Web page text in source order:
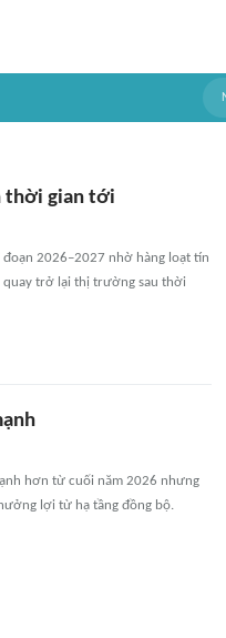
thời gian tới
2026–2027 nhờ hàng loạt tín
quay trở lại thị trường sau thời
hơn từ cuối năm 2026 nhưng
lợi từ hạ tầng đồng bộ.